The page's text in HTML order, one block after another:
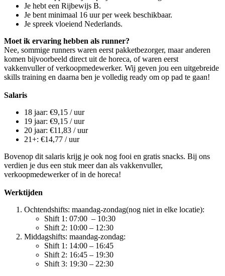
Je hebt een Rijbewijs B.
Je bent minimaal 16 uur per week beschikbaar.
Je spreek vloeiend Nederlands.
Moet ik ervaring hebben als runner?
Nee, sommige runners waren eerst pakketbezorger, maar anderen
komen bijvoorbeeld direct uit de horeca, of waren eerst
vakkenvuller of verkoopmedewerker. Wij geven jou een uitgebreide
skills training en daarna ben je volledig ready om op pad te gaan!
Salaris
18 jaar: €9,15 / uur
19 jaar: €9,15 / uur
20 jaar: €11,83 / uur
21+: €14,77 / uur
Bovenop dit salaris krijg je ook nog fooi en gratis snacks. Bij ons
verdien je dus een stuk meer dan als vakkenvuller,
verkoopmedewerker of in de horeca!
Werktijden
Ochtendshifts: maandag-zondag(nog niet in elke locatie):
Shift 1: 07:00 – 10:30
Shift 2: 10:00 – 12:30
Middagshifts: maandag-zondag:
Shift 1: 14:00 – 16:45
Shift 2: 16:45 – 19:30
Shift 3: 19:30 – 22:30